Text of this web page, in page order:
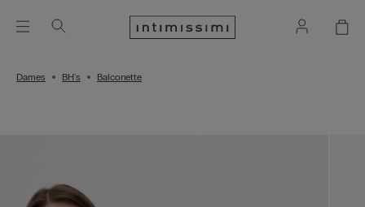
Dames BH's Balconette